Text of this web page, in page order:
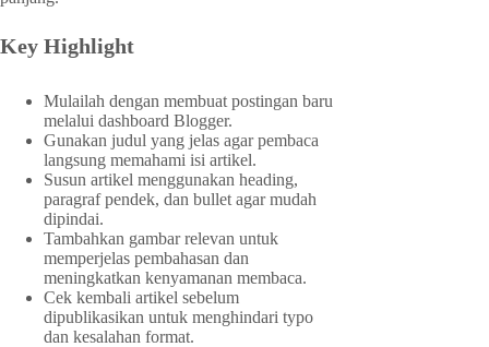
Key Highlight
Mulailah dengan membuat postingan baru
melalui dashboard Blogger.
Gunakan judul yang jelas agar pembaca
langsung memahami isi artikel.
Susun artikel menggunakan heading,
paragraf pendek, dan bullet agar mudah
dipindai.
Tambahkan gambar relevan untuk
memperjelas pembahasan dan
meningkatkan kenyamanan membaca.
Cek kembali artikel sebelum
dipublikasikan untuk menghindari typo
dan kesalahan format.